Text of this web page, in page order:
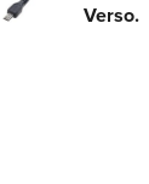
Verso.